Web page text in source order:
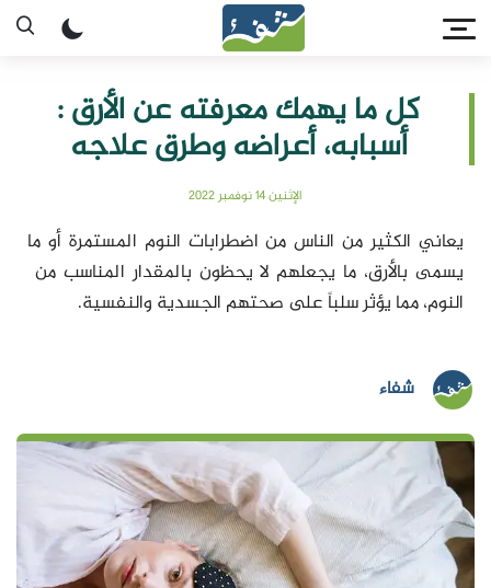
كل ما يهمك معرفته عن الأرق :
أسبابه، أعراضه وطرق علاجه
الإثنين 14 نوفمبر 2022
يعاني الكثير من الناس من اضطرابات النوم المستمرة أو ما
يسمى بالأرق، ما يجعلهم لا يحظون بالمقدار المناسب من
النوم، مما يؤثر سلباً على صحتهم الجسدية والنفسية.
شفاء